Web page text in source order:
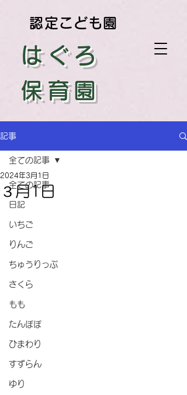
はぐろ
保育園
認定こども園
記事
全ての記事
日記
いちご
りんご
ちゅうりっぷ
さくら
もも
たんぽぽ
ひまわり
すずらん
ゆり
全ての記事
３月1日
2024年3月1日